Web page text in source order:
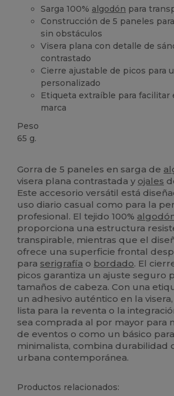
Sarga 100% algodón para
Construcción de 5 paneles
sin obstáculos
Visera plana con detalle de
contrastado
Cierre ajustable de picos para
personalizado
Etiqueta extraíble para facilitar
marca
Peso
65 g.
Gorra de 5 paneles en sarga de
visera plana contrastada y ojales
Este accesorio versátil está
uso diario casual como para la
profesional. El tejido 100%
proporciona una estructura
transpirable, mientras que el
ofrece una superficie frontal
para serigrafía o bordado. El
picos garantiza un ajuste seguro
tamaños de cabeza. Con una
un adhesivo auténtico en la
lista para la reventa o la
sea comprada al por mayor para
de eventos o como un básico
minimalista, combina durabilidad
urbana contemporánea.
Productos relacionados: